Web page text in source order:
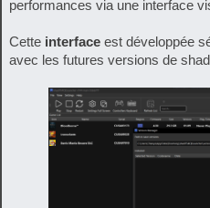
performances via une interface
Cette interface est développée
avec les futures versions de